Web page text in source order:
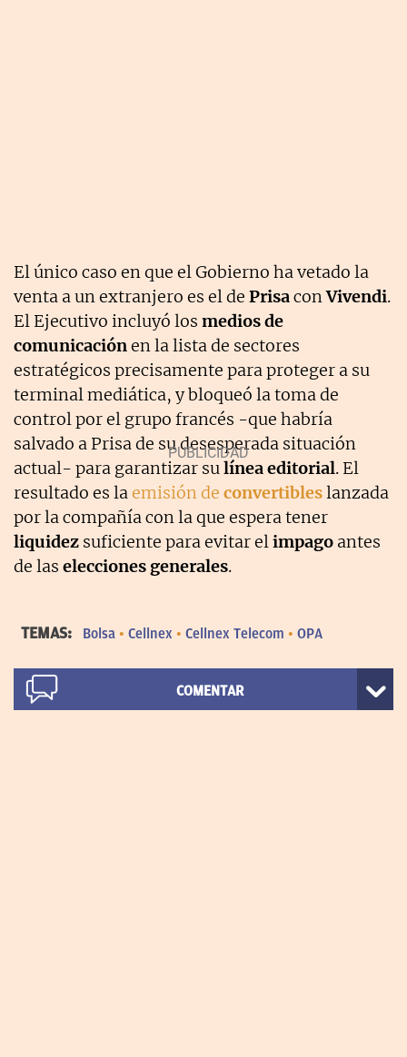
El único caso en que el Gobierno ha vetado la
venta a un extranjero es el de PrisaconVivendi.
El Ejecutivo incluyó los medios de
comunicaciónen la lista de sectores
estratégicos precisamente para proteger a su
terminal mediática, y bloqueó la toma de
control por el grupo francés -que habría
salvado a Prisa de su desesperada situación
actual- para garantizar sulínea editorial. El
resultado es la emisión de convertibleslanzada
por la compañía con la que espera tener
liquidez suficiente para evitar elimpago antes
de las elecciones generales.
TEMAS: Bolsa Cellnex Cellnex Telecom OPA
COMENTAR